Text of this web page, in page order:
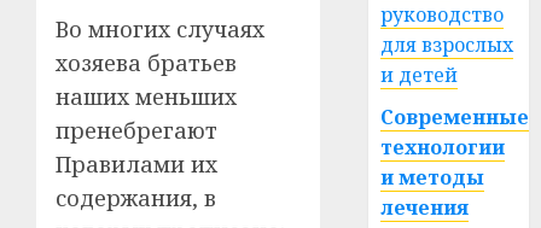
Во многих случаях
хозяева братьев
наших меньших
пренебрегают
Правилами их
содержания, в
руководство
для взрослых
и детей
Современные
технологии
и методы
лечения